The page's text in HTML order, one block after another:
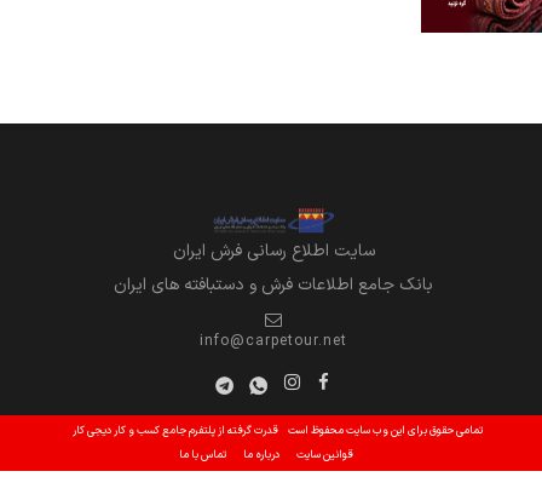
سايت اطلاع رساني فرش ايران
بانک جامع اطلاعات فرش و دستبافته های ایران
info@carpetour.net
تمامی حقوق برای این وب سایت محفوظ است قدرت گرفته از پلتفرم جامع کسب و کار دیجی کار
قوانین سایت
درباره ما تماس با ما